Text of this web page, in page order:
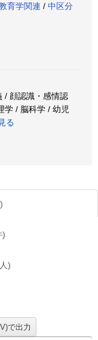
育学関連 / 中区分
/ 顔認識・感情認
学 / 脳科学 / 幼児
る
)
人)